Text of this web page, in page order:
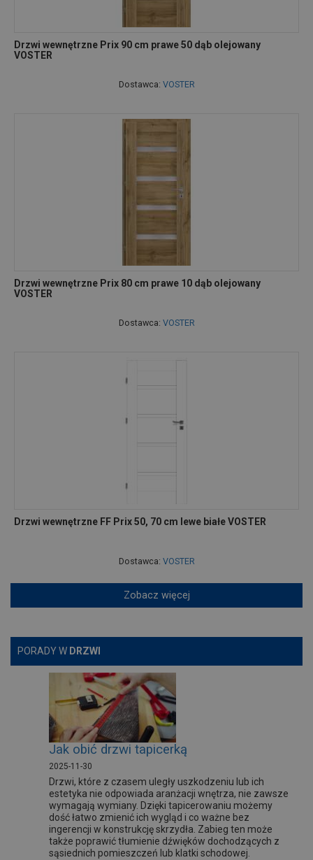
Drzwi wewnętrzne Prix 90 cm prawe 50 dąb olejowany
VOSTER
Dostawca: VOSTER
Drzwi wewnętrzne Prix 80 cm prawe 10 dąb olejowany
VOSTER
Dostawca: VOSTER
Drzwi wewnętrzne FF Prix 50, 70 cm lewe białe VOSTER
Dostawca: VOSTER
Zobacz więcej
PORADY W DRZWI
Jak obić drzwi tapicerką
2025-11-30
Drzwi, które z czasem uległy uszkodzeniu lub ich
estetyka nie odpowiada aranżacji wnętrza, nie zawsze
wymagają wymiany. Dzięki tapicerowaniu możemy
dość łatwo zmienić ich wygląd i co ważne bez
ingerencji w konstrukcję skrzydła. Zabieg ten może
także poprawić tłumienie dźwięków dochodzących z
sąsiednich pomieszczeń lub klatki schodowej.